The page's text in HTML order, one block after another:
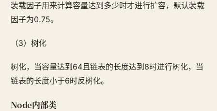
装载因子用来计算容量达到多少时才进行扩容，默认装载
因子为0.75。
（3）树化
树化，当容量达到64且链表的长度达到8时进行树化，当
链表的长度小于6时反树化。
Node内部类